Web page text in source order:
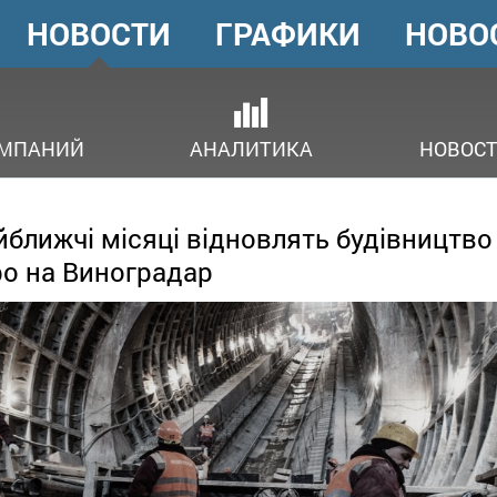
ГОЛОВНЕ
МЕНЮ
НОВОСТИ
АНАЛИТИКА
ГРАФИКИ
місяці відновлять будівництво
на Виноградар